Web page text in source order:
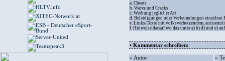
a. Cheats
b. Warez und Cracks
c. Werbung jeglicher Art
d. Beleidigungen oder Verleumdungen einzelner
e. Links/Texte mit volksverhetzendem,
f. Hinweise darauf wo das unter a) b) d) und e)
• Kommentar schreiben:
» Autor: »